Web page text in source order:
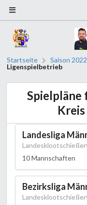
Startseite Saison
Ligenspielbetrieb
Spielpläne
Landesliga
10 Mannschaften
Bezirksliga